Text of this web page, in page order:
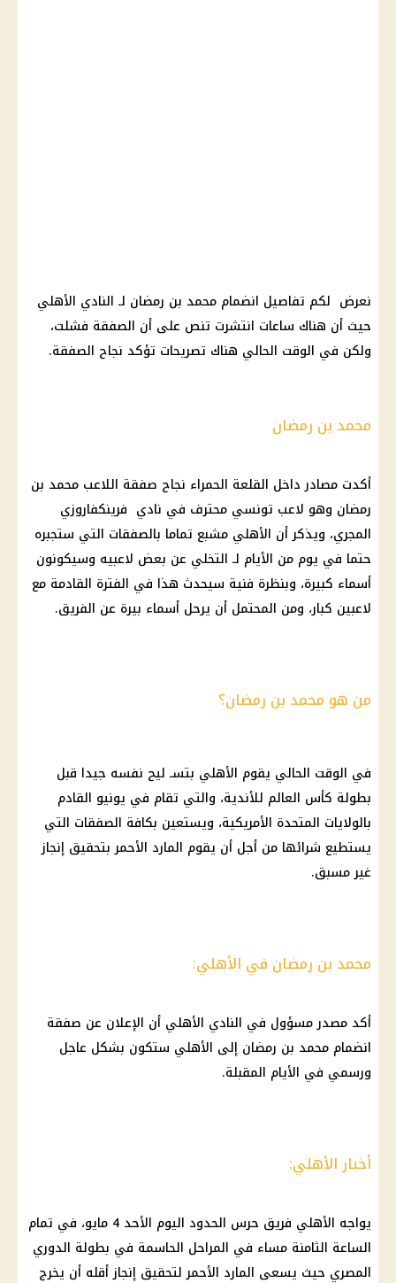
نعرض لكم تفاصيل انضمام محمد بن رمضان لـ النادي الأهلي
حيث أن هناك ساعات انتشرت تنص على أن الصفقة فشلت،
ولكن في الوقت الحالي هناك تصريحات تؤكد نجاح الصفقة.
محمد بن رمضان
أكدت مصادر داخل القلعة الحمراء نجاح صفقة اللاعب محمد بن
رمضان وهو لاعب تونسي محترف في نادي فرينكفاروزي
المجري، ويذكر أن الأهلي مشبع تماما بالصفقات التي ستجبره
حتما في يوم من الأيام لـ التخلي عن بعض لاعبيه وسيكونون
أسماء كبيرة، وبنظرة فنية سيحدث هذا في الفترة القادمة مع
لاعبين كبار، ومن المحتمل أن يرحل أسماء بيرة عن الفريق.
من هو محمد بن رمضان؟
في الوقت الحالي يقوم الأهلي بتسـ ليح نفسه جيدا قبل
بطولة كأس العالم للأندية، والتي تقام في يونيو القادم
بالولايات المتحدة الأمريكية، ويستعين بكافة الصفقات التي
يستطيع شرائها من أجل أن يقوم المارد الأحمر بتحقيق إنجاز
غير مسبق.
محمد بن رمضان في الأهلي:
أكد مصدر مسؤول في النادي الأهلي أن الإعلان عن صفقة
انضمام محمد بن رمضان إلى الأهلي ستكون بشكل عاجل
ورسمي في الأيام المقبلة.
أخبار الأهلي:
يواجه الأهلي فريق حرس الحدود اليوم الأحد 4 مايو، في تمام
الساعة الثامنة مساء في المراحل الحاسمة في بطولة الدوري
المصري حيث يسعى المارد الأحمر لتحقيق إنجاز أقله أن يخرج